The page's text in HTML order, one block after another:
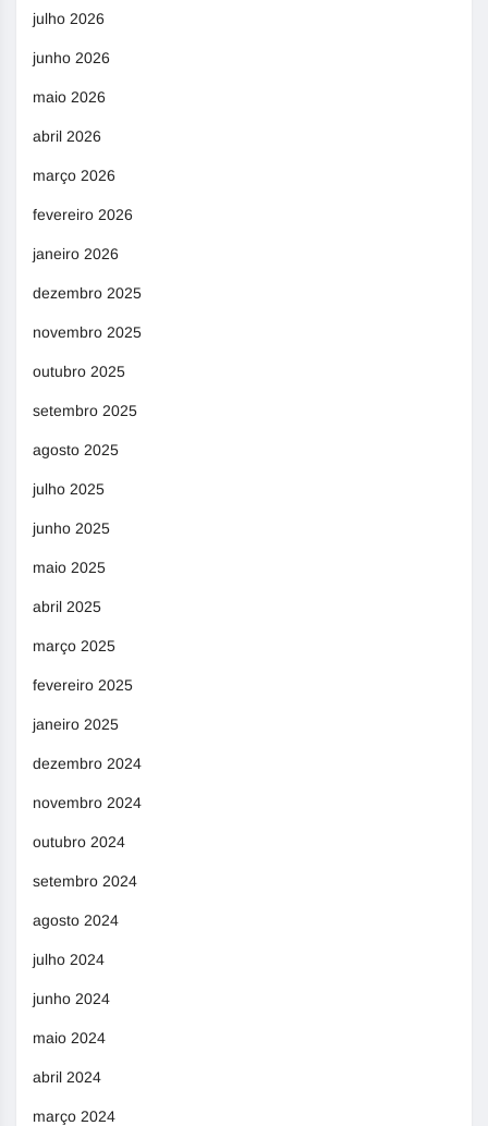
julho 2026
junho 2026
maio 2026
abril 2026
março 2026
fevereiro 2026
janeiro 2026
dezembro 2025
novembro 2025
outubro 2025
setembro 2025
agosto 2025
julho 2025
junho 2025
maio 2025
abril 2025
março 2025
fevereiro 2025
janeiro 2025
dezembro 2024
novembro 2024
outubro 2024
setembro 2024
agosto 2024
julho 2024
junho 2024
maio 2024
abril 2024
março 2024